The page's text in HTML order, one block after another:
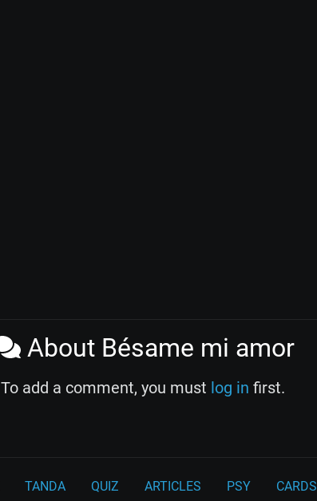
About Bésame mi amor
To add a comment, you must log in first.
TANDA QUIZ ARTICLES PSY CARDS